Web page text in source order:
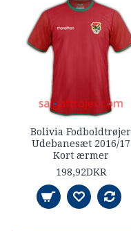
Bolivia Fodboldtrøjer
Udebanesæt 2016/17
Kort ærmer
198,92DKR